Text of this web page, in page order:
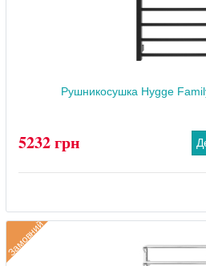
Рушникосушка Hygge
5232 грн
Замовний